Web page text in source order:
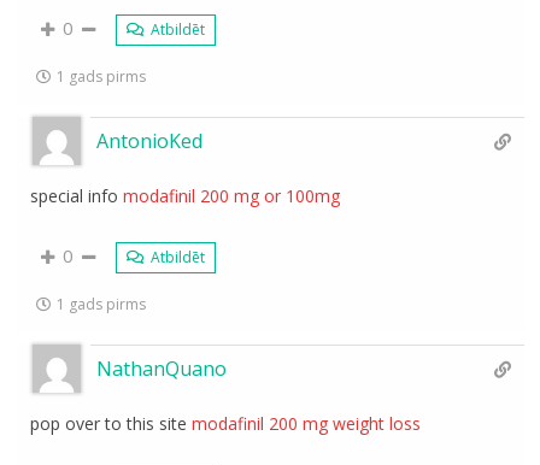
0 Atbildēt
1 gads pirms
AntonioKed
special infomodafinil 200 mg or 100mg
0 Atbildēt
1 gads pirms
NathanQuano
pop over to this sitemodafinil 200 mg weight loss